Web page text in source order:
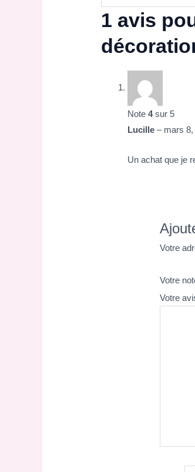
1 avis
Note4sur 5
Lucille– mars 8,
Un achat que je
Votre
Votre
Votre